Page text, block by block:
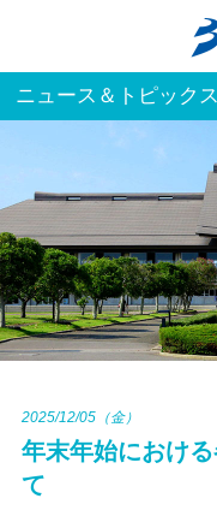
アクセス
ご利用者
ホーム
大学案内
ニュース＆トピックス
2025/12/05（金）
年末年始におけ
て